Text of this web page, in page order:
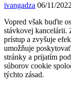
ivangadza 06/11/2022
Vopred však buďte
stávkovej kancelárii.
prístup a zvyšuje
umožňuje
stránky a prijatím
súborov cookie
týchto zásad.